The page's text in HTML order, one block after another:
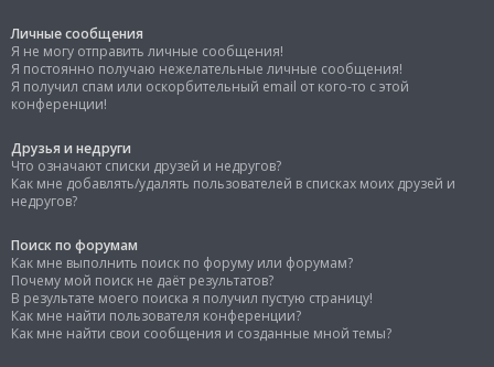
Личные сообщения
Я не могу отправить личные сообщения!
Я постоянно получаю нежелательные личные сообщения!
Я получил спам или оскорбительный email от кого-то с этой
конференции!
Друзья и недруги
Что означают списки друзей и недругов?
Как мне добавлять/удалять пользователей в списках моих друзей и
недругов?
Поиск по форумам
Как мне выполнить поиск по форуму или форумам?
Почему мой поиск не даёт результатов?
В результате моего поиска я получил пустую страницу!
Как мне найти пользователя конференции?
Как мне найти свои сообщения и созданные мной темы?